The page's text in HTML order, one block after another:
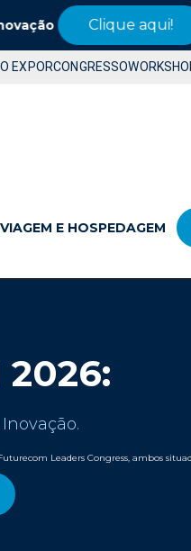
Clique aqui!
EXPORCONGRESSO
VIAGEM E HOSPEDAGEM
2026:
Leaders Congress, ambos